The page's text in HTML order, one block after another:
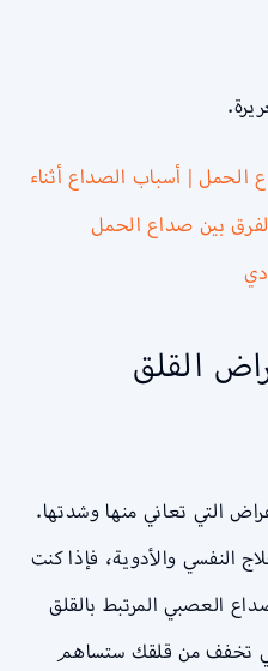
الحمل | أسباب الصداع أثناء
بين صداع الحمل
القلق
التي تعاني منها وشدتها.
النفسي والأدوية، فإذا كنت
العصبي المرتبط بالقلق
تخفف من قلقك ستساهم